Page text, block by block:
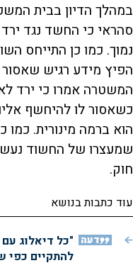
במהלך הדיון בבית
סהראי כי החשד נגד
נמוך. כמו כן התייחס
הפיץ מידע רגיש שאסור
המשטרה אמרו כי ירד
כשאסור לו להיחשף
הוא ברמה מינורית.
שמעצרו של החשוד
חוק.
עוד כתבות בנושא
דעה "כל דיאלוג
להתקיים כפי